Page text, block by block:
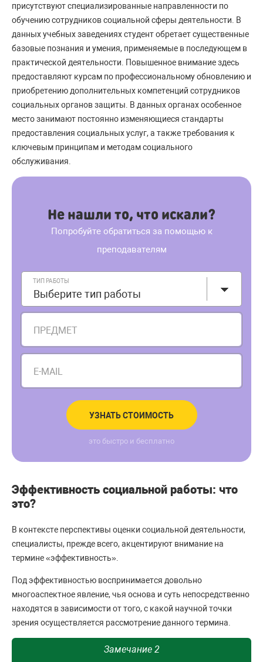
присутствуют специализированные направленности по
обучению сотрудников социальной сферы деятельности. В
данных учебных заведениях студент обретает существенные
базовые познания и умения, применяемые в последующем в
практической деятельности. Повышенное внимание здесь
предоставляют курсам по профессиональному обновлению и
приобретению дополнительных компетенций сотрудников
социальных органов защиты. В данных органах особенное
место занимают постоянно изменяющиеся стандарты
предоставления социальных услуг, а также требования к
ключевым принципам и методам социального
обслуживания.
Не нашли то, что искали?
Попробуйте обратиться за помощью к
преподавателям
ТИП РАБОТЫ
Выберите тип работы
ПРЕДМЕТ
E-MAIL
УЗНАТЬ СТОИМОСТЬ
это быстро и бесплатно
Эффективность социальной работы: что
это?
В контексте перспективы оценки социальной деятельности,
специалисты, прежде всего, акцентируют внимание на
термине «эффективность».
Под эффективностью воспринимается довольно
многоаспектное явление, чья основа и суть непосредственно
находятся в зависимости от того, с какой научной точки
зрения осуществляется рассмотрение данного термина.
Замечание 2